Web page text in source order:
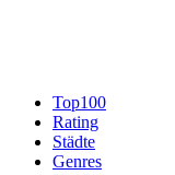
Top100
Rating
Städte
Genres